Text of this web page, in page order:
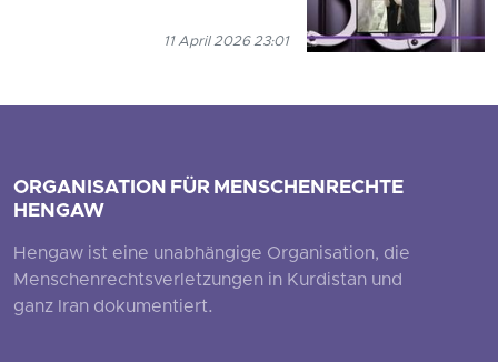
11 April 2026 23:01
ORGANISATION FÜR MENSCHENRECHTE
HENGAW
Hengaw ist eine unabhängige Organisation, die
Menschenrechtsverletzungen in Kurdistan und
ganz Iran dokumentiert.